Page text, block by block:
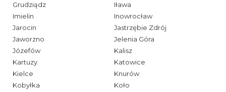
Grudziądz
Iława
Imielin
Inowrocław
Jarocin
Jastrzębie Zdrój
Jaworzno
Jelenia Góra
Józefów
Kalisz
Kartuzy
Katowice
Kielce
Knurów
Kobyłka
Koło